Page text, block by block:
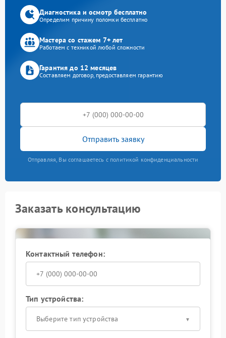
Диагностика и осмотр бесплатно
Определим причину поломки бесплатно
Мастера со стажем 7+ лет
Работаем с техникой любой сложности
Гарантия до 12 месяцев
Составляем договор, предоставляем гарантию
Отправить заявку
Отправляя, Вы соглашаетесь с политикой конфиденциальности
Заказать консультацию
Контактный телефон:
Тип устройства:
Выберите тип устройства